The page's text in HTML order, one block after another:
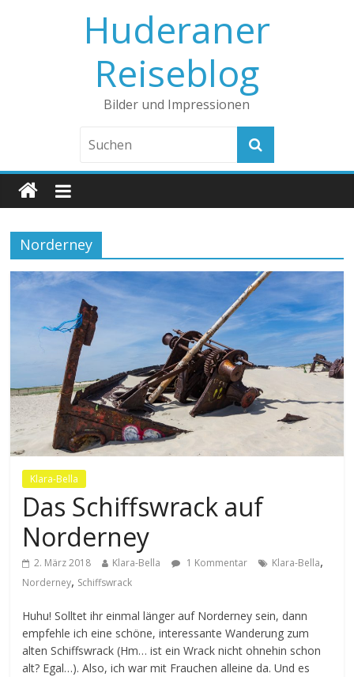
Huderaner
Reiseblog
Bilder und Impressionen
Norderney
Klara-Bella
Das Schiffswrack auf
Norderney
2. März 2018 Klara-Bella 1 Kommentar Klara-Bella,
Norderney, Schiffswrack
Huhu! Solltet ihr einmal länger auf Norderney sein, dann
empfehle ich eine schöne, interessante Wanderung zum
alten Schiffswrack (Hm… ist ein Wrack nicht ohnehin schon
alt? Egal…). Also, ich war mit Frauchen alleine da. Und es